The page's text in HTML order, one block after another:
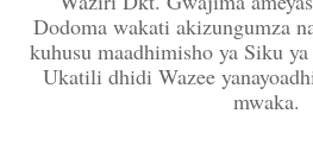
Dodoma wakati akizungumza
kuhusu maadhimisho ya Siku
Ukatili dhidi Wazee
mwaka.